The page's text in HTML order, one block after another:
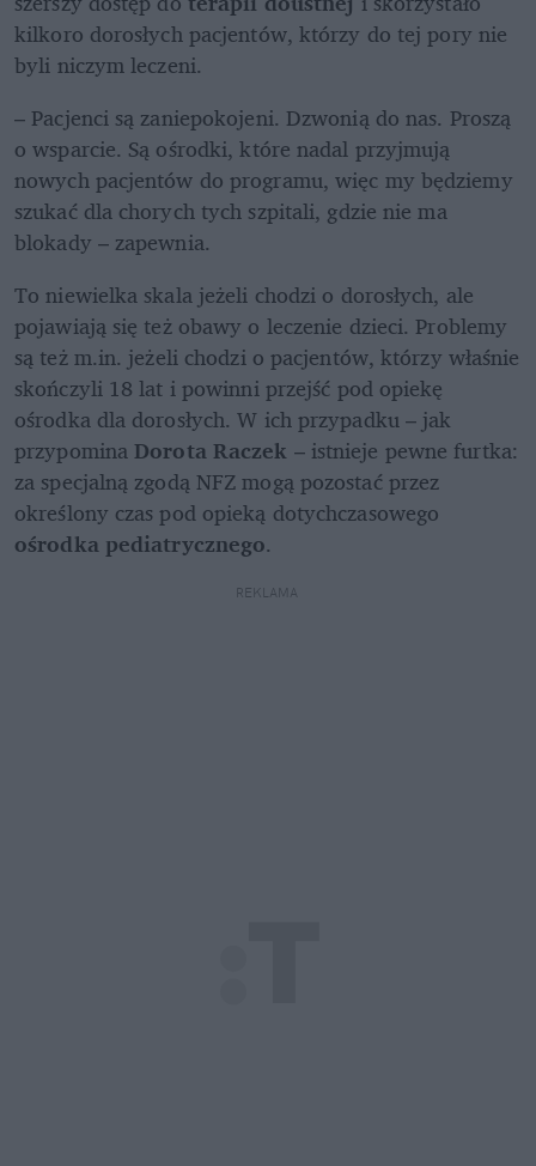
kilkoro dorosłych pacjentów, którzy do tej pory nie
byli niczym leczeni.
– Pacjenci są zaniepokojeni. Dzwonią do nas. Proszą
o wsparcie. Są ośrodki, które nadal przyjmują
nowych pacjentów do programu, więc my będziemy
szukać dla chorych tych szpitali, gdzie nie ma
blokady – zapewnia.
To niewielka skala jeżeli chodzi o dorosłych, ale
pojawiają się też obawy o leczenie dzieci. Problemy
są też m.in. jeżeli chodzi o pacjentów, którzy właśnie
skończyli 18 lat i powinni przejść pod opiekę
ośrodka dla dorosłych. W ich przypadku – jak
przypomina Dorota Raczek – istnieje pewne furtka:
za specjalną zgodą NFZ mogą pozostać przez
ośrodka pediatrycznego.
REKLAMA